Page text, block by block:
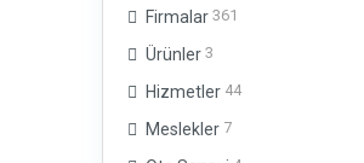
Firmalar 361
Ürünler 3
Hizmetler 44
Meslekler 7